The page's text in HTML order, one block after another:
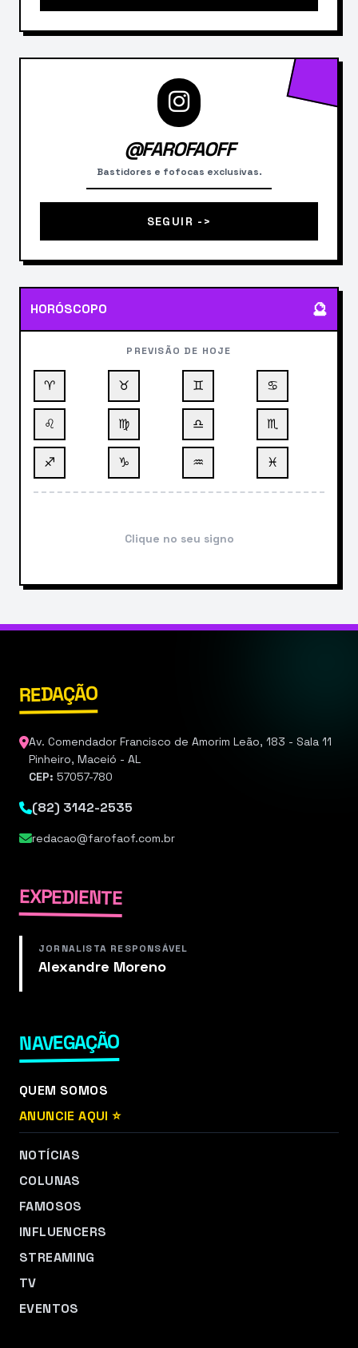
@FAROFAOFF
Bastidores e fofocas exclusivas.
SEGUIR ->
HORÓSCOPO 🔮
PREVISÃO DE HOJE
♈ ♉ ♊ ♋
♌ ♍ ♎ ♏
♐ ♑ ♒ ♓
Clique no seu signo
REDAÇÃO
Av. Comendador Francisco de Amorim Leão, 183 - Sala 11
Pinheiro, Maceió - AL
CEP: 57057-780
(82) 3142-2535
redacao@farofaof.com.br
EXPEDIENTE
JORNALISTA RESPONSÁVEL
Alexandre Moreno
NAVEGAÇÃO
QUEM SOMOS
ANUNCIE AQUI ⭐
NOTÍCIAS
COLUNAS
FAMOSOS
INFLUENCERS
STREAMING
TV
EVENTOS